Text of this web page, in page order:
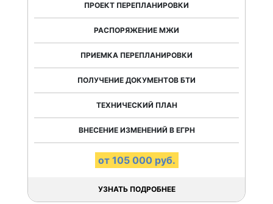
ПРОЕКТ ПЕРЕПЛАНИРОВКИ
РАСПОРЯЖЕНИЕ МЖИ
ПРИЕМКА ПЕРЕПЛАНИРОВКИ
ПОЛУЧЕНИЕ ДОКУМЕНТОВ БТИ
ТЕХНИЧЕСКИЙ ПЛАН
ВНЕСЕНИЕ ИЗМЕНЕНИЙ В ЕГРН
от 105 000 руб.
УЗНАТЬ ПОДРОБНЕЕ